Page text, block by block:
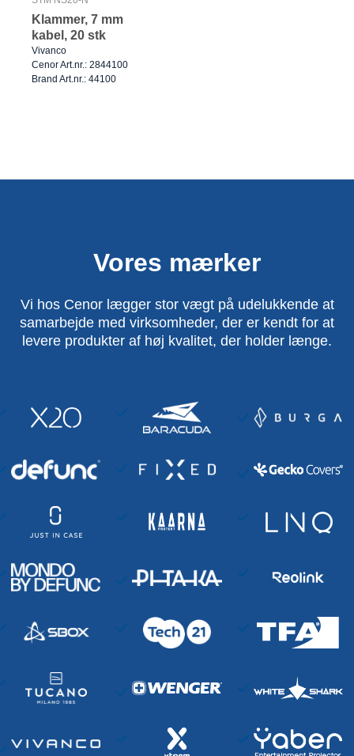
Klammer, 7 mm
kabel, 20 stk
Vivanco
Cenor Art.nr.: 2844100
Brand Art.nr.: 44100
Vores mærker
Vi hos Cenor lægger stor vægt på udelukkende at
samarbejde med virksomheder, der er kendt for at
levere produkter af høj kvalitet, der holder længe.